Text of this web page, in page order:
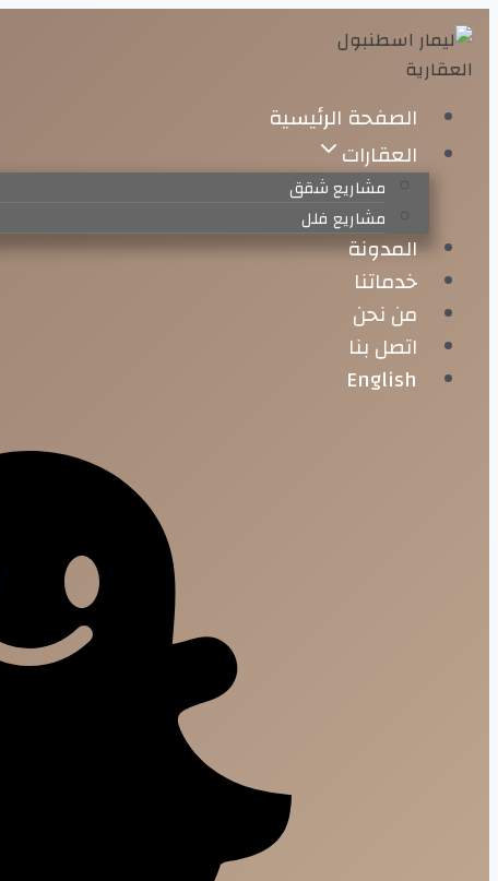
تخطى
الى
المحتوى
الصفحة الرئيسية
العقارات
مشاريع شقق
مشاريع فلل
المدونة
خدماتنا
من نحن
اتصل بنا
English